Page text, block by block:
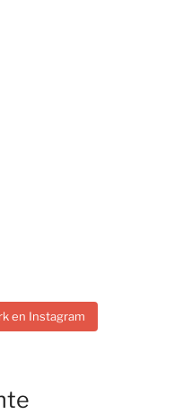
en Instagram